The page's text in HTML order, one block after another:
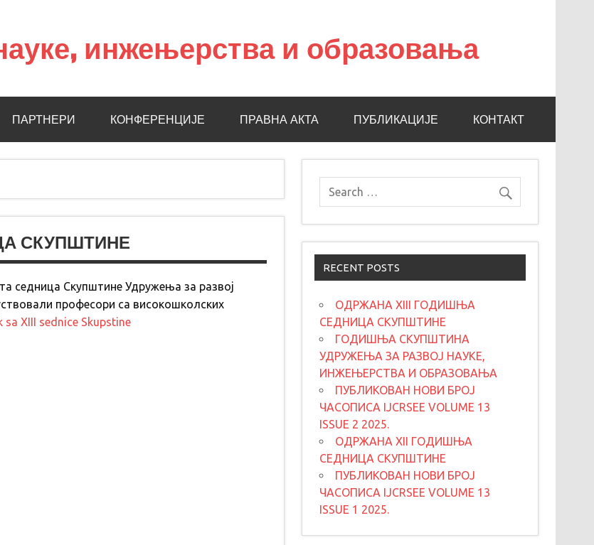
инжењерства и образовања
ПАРТНЕРИ КОНФЕРЕНЦИЈЕ ПРАВНА АКТА ПУБЛИКАЦИЈЕ КОНТАКТ
СКУПШТИНЕ
седница Скупштине Удружења за развој
професори са високошколских
sa XIII sednice Skupstine
RECENT POSTS
ОДРЖАНА XIII ГОДИШЊА
СЕДНИЦА СКУПШТИНЕ
ГОДИШЊА СКУПШТИНА
УДРУЖЕЊА ЗА РАЗВОЈ НАУКЕ,
ИНЖЕЊЕРСТВА И ОБРАЗОВАЊА
ПУБЛИКОВАН НОВИ БРОЈ
ЧАСОПИСА IJCRSEE VOLUME 13
ISSUE 2 2025.
ОДРЖАНА XII ГОДИШЊА
СЕДНИЦА СКУПШТИНЕ
ПУБЛИКОВАН НОВИ БРОЈ
ЧАСОПИСА IJCRSEE VOLUME 13
ISSUE 1 2025.